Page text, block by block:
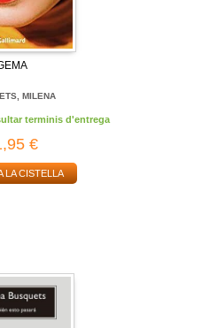
MILENA
terminis d'entrega
€
LA CISTELLA